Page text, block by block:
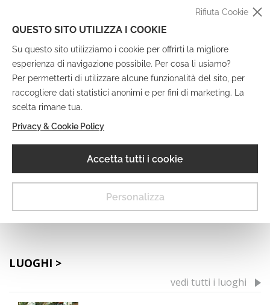
QUESTO SITO UTILIZZA I COOKIE
Su questo sito utilizziamo i cookie per offrirti la migliore
esperienza di navigazione possibile. Per cosa li usiamo?
Per permetterti di utilizzare alcune funzionalità del sito, per
raccogliere dati statistici anonimi e per fini di marketing. La
scelta rimane tua.
Privacy & Cookie Policy
Accetta tutti i cookie
Personalizza
Rifiuta Cookie
MENU
LUOGHI >
vedi tutti i luoghi